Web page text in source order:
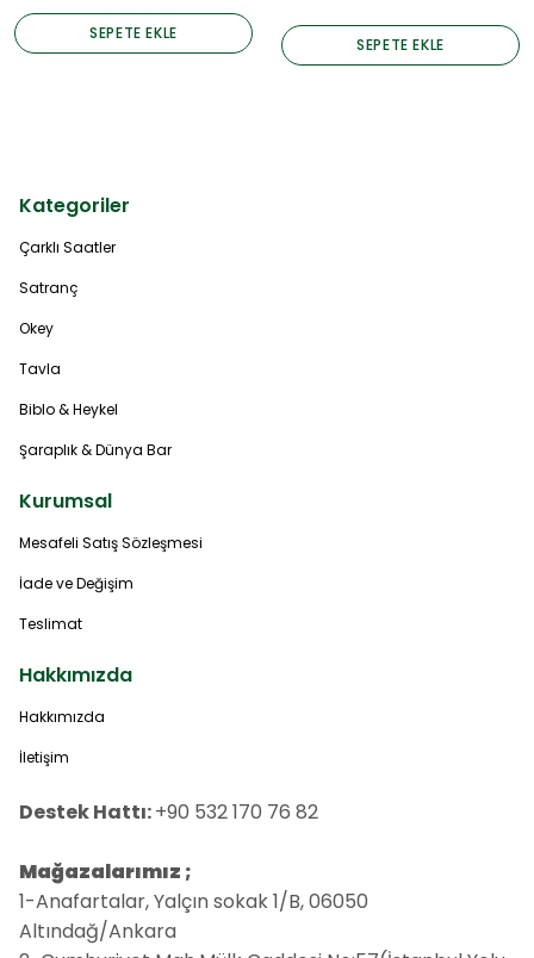
SEPETE EKLE
SEPETE EKLE
Kategoriler
Çarklı Saatler
Satranç
Okey
Tavla
Biblo & Heykel
Şaraplık & Dünya Bar
Kurumsal
Mesafeli Satış Sözleşmesi
İade ve Değişim
Teslimat
Hakkımızda
Hakkımızda
İletişim
Destek Hattı:+90 532 170 76 82
Mağazalarımız ;
1-Anafartalar, Yalçın sokak 1/B, 06050
Altındağ/Ankara